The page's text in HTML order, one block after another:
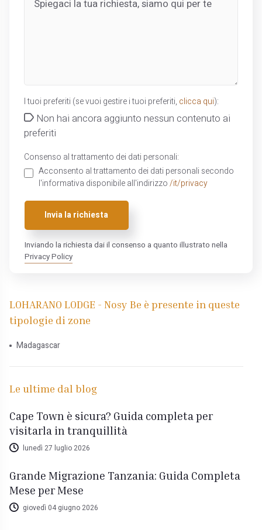
I tuoi preferiti (se vuoi gestire i tuoi preferiti, clicca qui):
Non hai ancora aggiunto nessun contenuto ai
preferiti
Consenso al trattamento dei dati personali:
Acconsento al trattamento dei dati personali secondo
l'informativa disponibile all'indirizzo /it/privacy
Invia la richiesta
Inviando la richiesta dai il consenso a quanto illustrato nella
Privacy Policy
LOHARANO LODGE - Nosy Be è presente in queste
tipologie di zone
Madagascar
Le ultime dal blog
Cape Town è sicura? Guida completa per
visitarla in tranquillità
lunedì 27 luglio 2026
Grande Migrazione Tanzania: Guida Completa
Mese per Mese
giovedì 04 giugno 2026